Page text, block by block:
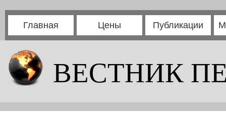
Главная Цены Публикации
ВЕСТНИК